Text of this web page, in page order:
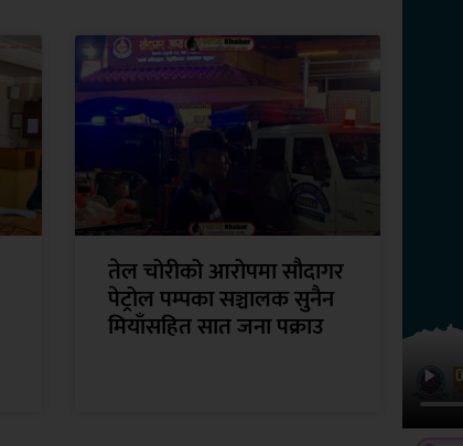
तेल चोरीको आरोपमा सौदागर
पेट्रोल पम्पका सञ्चालक सुनैन
मियाँसहित सात जना पक्राउ